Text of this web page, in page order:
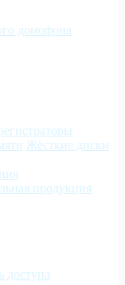
домофона
Жёсткие диски
продукция
доступа